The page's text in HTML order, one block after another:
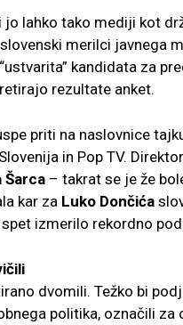
lahko tako mediji kot
merilci javnega
kandidata za
rezultate anket.
priti na naslovnice
in Pop TV.
Šarca – takrat se je že
kar za Luko Dončića
izmerilo rekordno
dvomili. Težko bi
politika, označili za